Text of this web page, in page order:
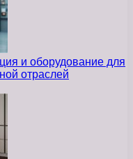
и оборудование для
отраслей